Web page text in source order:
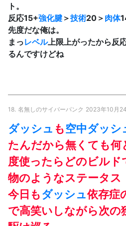
ト。
反応15+強化腱 ＞技術20＞ 肉体
先度だな俺は。
まっレベル上限上がったから反
るんですけどね
18. 名無しのサイバーパンク 2023年10月
ダッシュ も空中ダッシ
たんだから無くても
度使ったらどのビル
物のようなステータス
今日もダッシュ依存症
で高笑いしながら次の